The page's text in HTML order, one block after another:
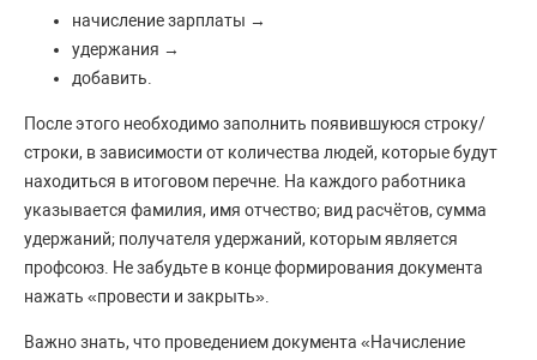
начисление зарплаты →
удержания →
добавить.
После этого необходимо заполнить появившуюся строку/
строки, в зависимости от количества людей, которые будут
находиться в итоговом перечне. На каждого работника
указывается фамилия, имя отчество; вид расчётов, сумма
удержаний; получателя удержаний, которым является
профсоюз. Не забудьте в конце формирования документа
нажать «провести и закрыть».
Важно знать, что проведением документа «Начисление